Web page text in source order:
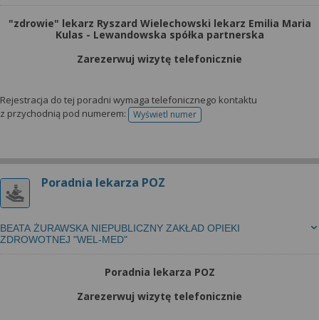
"zdrowie" lekarz Ryszard Wielechowski lekarz Emilia Maria
Kulas - Lewandowska spółka partnerska
Zarezerwuj wizytę telefonicznie
Rejestracja do tej poradni wymaga telefonicznego kontaktu
z przychodnią pod numerem:
Wyświetl numertelefonu do rejestracji
Poradnia lekarza POZ
BEATA ŻURAWSKA NIEPUBLICZNY ZAKŁAD OPIEKI
ZDROWOTNEJ "WEL-MED"
Poradnia lekarza POZ
Zarezerwuj wizytę telefonicznie